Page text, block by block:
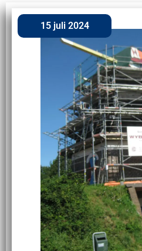
15 juli 2024